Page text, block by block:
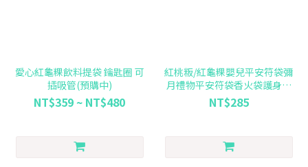
愛心紅龜粿飲料提袋 鑰匙圈 可
插吸管(預購中)
NT$359 ~ NT$480
紅桃粄/紅龜粿嬰兒平安符袋彌
月禮物平安符袋香火袋護身符
籤詩袋
NT$285